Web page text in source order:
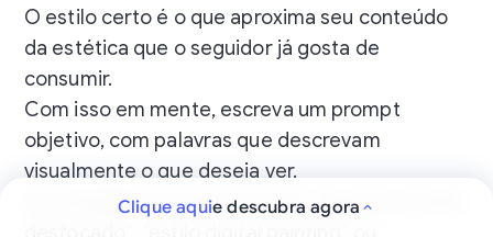
O estilo certo é o que aproxima seu conteúdo
da estética que o seguidor já gosta de
consumir.
Com isso em mente, escreva um prompt
objetivo, com palavras que descrevam
visualmente o que deseja ver.
Use detalhes como “luz suave”, “plano de fundo
Clique aquie descubra agora